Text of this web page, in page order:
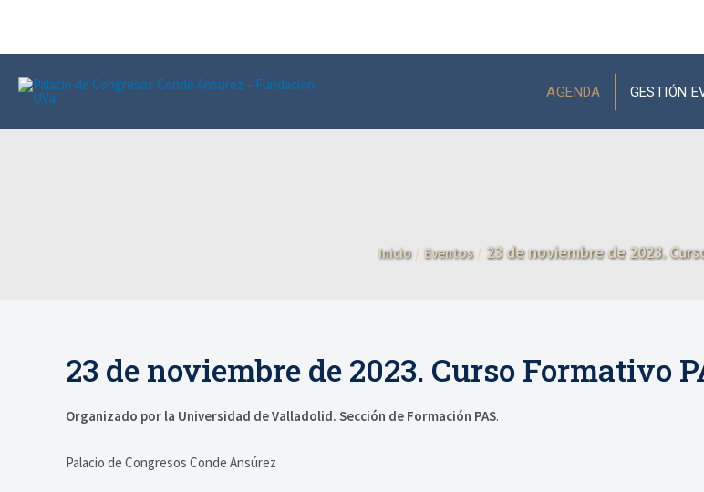
AGENDA GESTIÓN
Inicio Eventos 23 de noviembre de 2023.
23 de noviembre de 2023. Curso Formativo
Organizado por la Universidad de Valladolid. Sección de Formación PAS.
Palacio de Congresos Conde Ansúrez